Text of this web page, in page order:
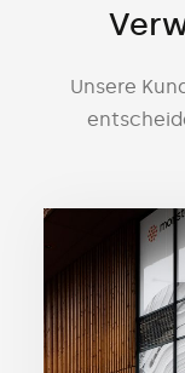
Unsere